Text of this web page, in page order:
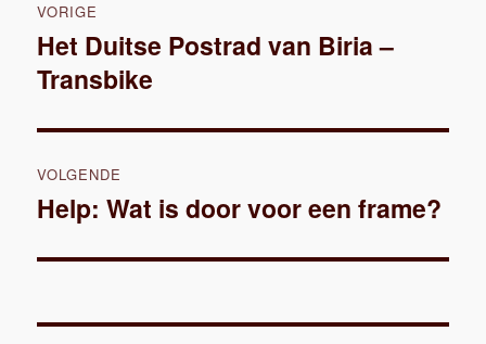
navigatie
VORIGE
Vorig
bericht:
Het Duitse Postrad van Biria –
Transbike
VOLGENDE
Volgend
Help: Wat is door voor een frame?